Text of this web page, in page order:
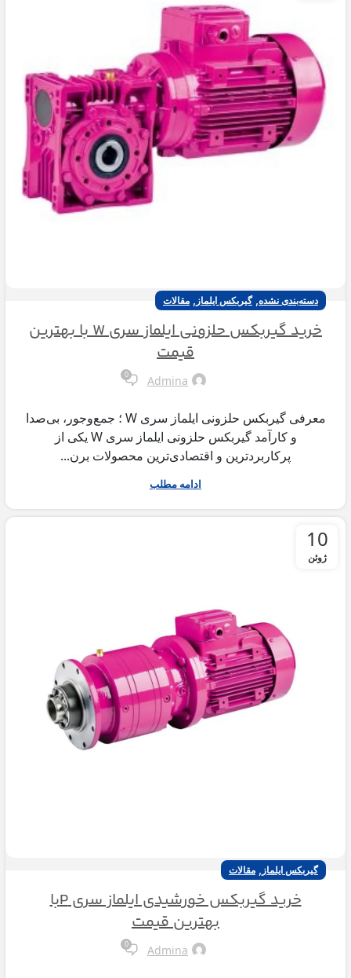
دسته‌بندی نشده,گیربکس ایلماز , مقالات
خرید گیربکس حلزونی ایلماز سری W با بهترین
قیمت
Admina
0
معرفی گیربکس حلزونی ایلماز سری W ؛ جمع‌وجور، بی‌صدا
و کارآمد گیربکس حلزونی ایلماز سری W یکی از
پرکاربردترین و اقتصادی‌ترین محصولات برن...
ادامه مطلب
10
ژوئن
گیربکس ایلماز , مقالات
خرید گیربکس خورشیدی ایلماز سری Pبا
بهترین قیمت
Admina
0